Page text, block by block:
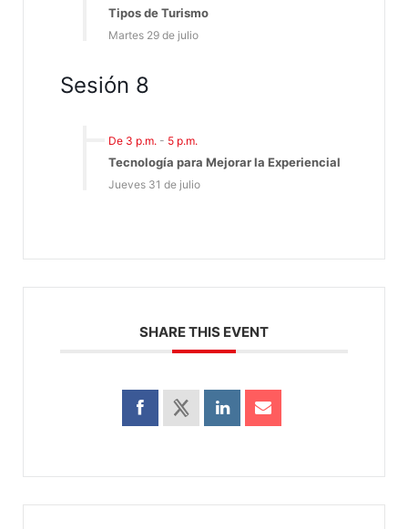
SHARE THIS EVENT
Tipos de Turismo
Martes 29 de julio
Sesión 8
De 3 p.m. - 5 p.m.
Tecnología para Mejorar la Experiencial
Jueves 31 de julio